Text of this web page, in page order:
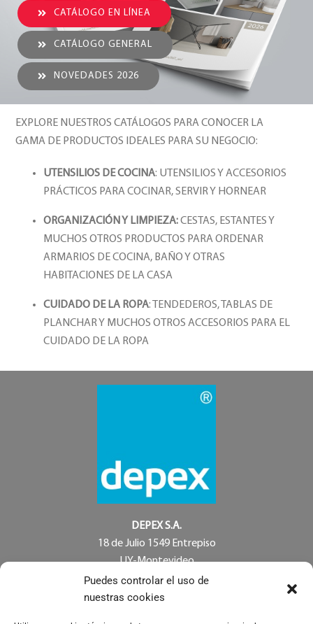
Puedes controlar el uso de
nuestras cookies
CATÁLOGO EN LÍNEA
CATÁLOGO GENERAL
NOVEDADES 2026
EXPLORE NUESTROS CATÁLOGOS PARA CONOCER LA
GAMA DE PRODUCTOS IDEALES PARA SU NEGOCIO:
UTENSILIOS DE COCINA: UTENSILIOS Y ACCESORIOS
PRÁCTICOS PARA COCINAR, SERVIR Y HORNEAR
ORGANIZACIÓN Y LIMPIEZA:CESTAS, ESTANTES Y
MUCHOS OTROS PRODUCTOS PARA ORDENAR
ARMARIOS DE COCINA, BAÑO Y OTRAS
HABITACIONES DE LA CASA
CUIDADO DE LA ROPA: TENDEDEROS, TABLAS DE
PLANCHAR Y MUCHOS OTROS ACCESORIOS PARA EL
CUIDADO DE LA ROPA
DEPEX S.A.
18 de Julio 1549 Entrepiso
UY-Montevideo
URUGUAY
Tel. 00598 (2) 4031709